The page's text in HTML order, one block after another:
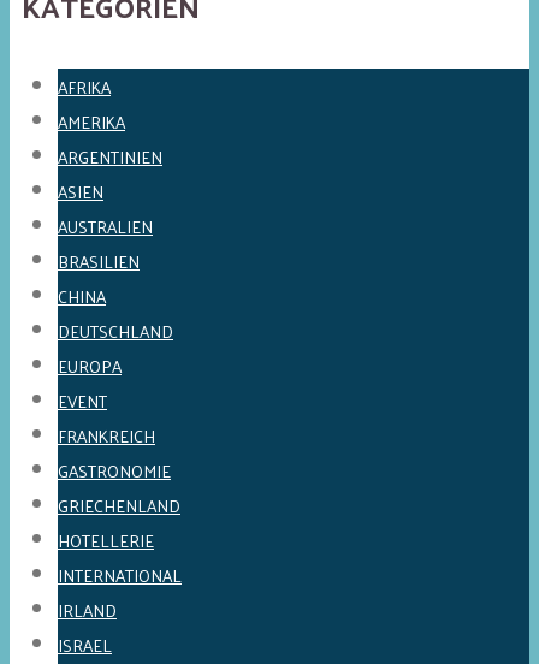
AFRIKA
AMERIKA
ARGENTINIEN
ASIEN
AUSTRALIEN
BRASILIEN
CHINA
DEUTSCHLAND
EUROPA
EVENT
FRANKREICH
GASTRONOMIE
GRIECHENLAND
HOTELLERIE
INTERNATIONAL
IRLAND
ISRAEL